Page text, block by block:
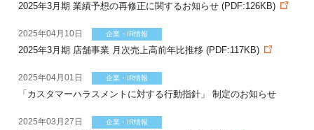
2025年3月期 業績予想の再修正に関するお知らせ (PDF:126KB)
2025年04月10日 企業・IR情報
2025年3月期 店舗事業 月次売上高前年比推移 (PDF:117KB)
2025年04月01日 企業・IR情報
「カスタマーハラスメントに対する行動指針」 制定のお知らせ
2025年03月27日 企業・IR情報